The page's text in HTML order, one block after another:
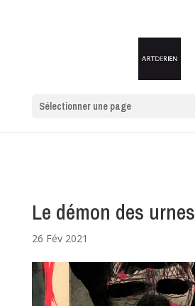
Sélectionner une page
Le démon des urnes
26 Fév 2021